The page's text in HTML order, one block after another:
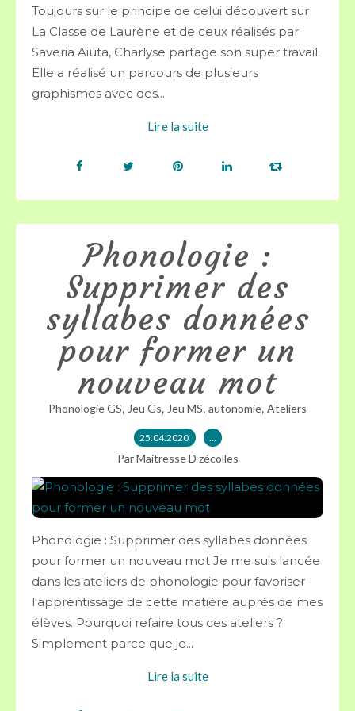
Toujours sur le principe de celui découvert sur
La Classe de Laurène et de ceux réalisés par
Saveria Aiuta, Charlyse partage son super travail.
Elle a réalisé un parcours de plusieurs
graphismes avec des...
Lire la suite
Phonologie :
Supprimer des
syllabes données
pour former un
nouveau mot
Phonologie GS, Jeu Gs, Jeu MS, autonomie, Ateliers
25.04.2020 …
Par Maitresse D zécolles
Phonologie : Supprimer des syllabes données
pour former un nouveau mot Je me suis lancée
dans les ateliers de phonologie pour favoriser
l'apprentissage de cette matière auprès de mes
élèves. Pourquoi refaire tous ces ateliers ?
Simplement parce que je...
Lire la suite